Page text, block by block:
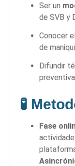
Ser un
de SVB y
Conocer
de
Difundir
🧪
Fase